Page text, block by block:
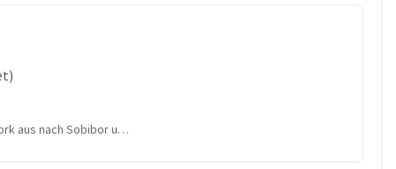
aus nach Sobibor u…